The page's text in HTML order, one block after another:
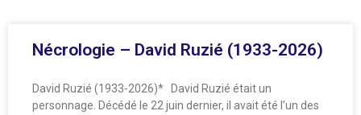
Nécrologie – David Ruzié (1933-2026)
David Ruzié (1933-2026)* David Ruzié était un
personnage. Décédé le 22 juin dernier, il avait été l’un des